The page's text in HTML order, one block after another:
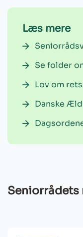
Læs mere
Se folder
Lov om
Danske